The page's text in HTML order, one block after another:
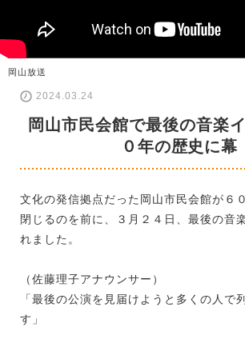
岡山放送
2024.03.24
岡山市民会館で最後の音楽
０年の歴史に幕
文化の発信拠点だった岡山市民会館が６
閉じるのを前に、３月２４日、最後の音
れました。
（佐藤理子アナウンサー）
「最後の公演を見届けようと多くの人で
す」